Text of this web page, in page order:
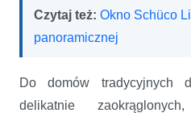
Czytaj też: Okno Schüco
panoramicznej
Do domów tradycyjnych
delikatnie